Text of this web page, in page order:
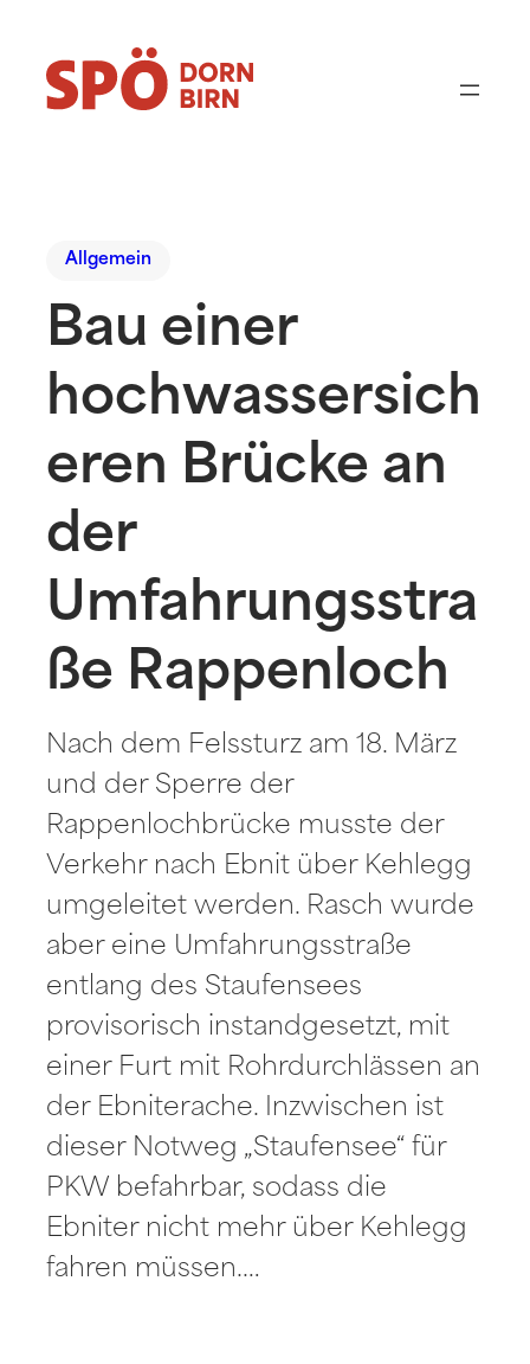
Allgemein
Bau einer
hochwassersich
eren Brücke an
der
Umfahrungsstra
ße Rappenloch
Nach dem Felssturz am 18. März
und der Sperre der
Rappenlochbrücke musste der
Verkehr nach Ebnit über Kehlegg
umgeleitet werden. Rasch wurde
aber eine Umfahrungsstraße
entlang des Staufensees
provisorisch instandgesetzt, mit
einer Furt mit Rohrdurchlässen an
der Ebniterache. Inzwischen ist
dieser Notweg „Staufensee“ für
PKW befahrbar, sodass die
Ebniter nicht mehr über Kehlegg
fahren müssen.…